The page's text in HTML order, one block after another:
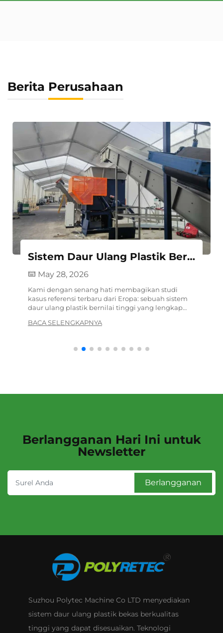
Berita Perusahaan
Sistem Daur Ulang Plastik Bernilai Tinggi Berhasil Dikirimkan di Eropa
May 28, 2026
Kami dengan senang hati membagikan studi
kasus referensi terbaru dari Eropa: sebuah sistem
daur ulang plastik bernilai tinggi yang lengkap
penghancuran, pencucian, dan peletisasi, telah
BACA SELENGKAPNYA
Berlangganan Hari Ini untuk
Newsletter
Berlangganan
Suzhou Polytec Machine Co LTD menyediakan
sistem daur ulang plastik bekas berkualitas
tinggi yang dapat disesuaikan. Teknologi